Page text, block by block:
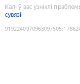
Калі ў вас узніклі
сувязі
9192240970963097505: